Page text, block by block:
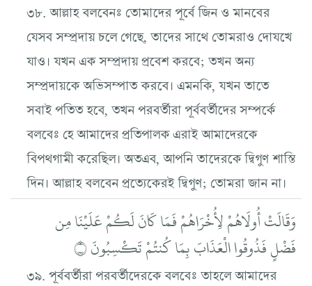
৩৮. আল্লাহ বলবেনঃ তোমাদের পূর্বে জিন ও মানবের
যেসব সম্প্রদায় চলে গেছে, তাদের সাথে তোমরাও দোযখে
যাও। যখন এক সম্প্রদায় প্রবেশ করবে; তখন অন্য
সম্প্রদায়কে অভিসম্পাত করবে। এমনকি, যখন তাতে
সবাই পতিত হবে, তখন পরবর্তীরা পূর্ববর্তীদের সম্পর্কে
বলবেঃ হে আমাদের প্রতিপালক এরাই আমাদেরকে
বিপথগামী করেছিল। অতএব, আপনি তাদেরকে দ্বিগুণ শাস্তি
দিন। আল্লাহ বলবেন প্রত্যেকেরই দ্বিগুণ; তোমরা জান না।
وَقَالَتْ أُولَاهُمْ لِأُخْرَاهُمْ فَمَا كَانَ لَكُمْ عَلَيْنَا مِن
فَضْلٍ فَذُوقُوا الْعَذَابَ بِمَا كُنتُمْ تَكْسِبُونَ ۝
৩৯. পূর্ববর্তীরা পরবর্তীদেরকে বলবেঃ তাহলে আমাদের